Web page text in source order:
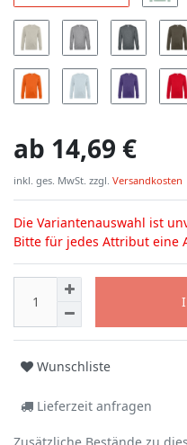
ab 14,69 €
inkl. ges. MwSt. zzgl. Versandkosten
Die Variantenauswahl ist
Bitte für jedes Attribut eine
Wunschliste
Lieferzeit anfragen
Zusätzliche Bestände zu